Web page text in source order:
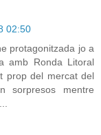
02:50
protagonitzada jo a
amb Ronda Litoral
prop del mercat del
sorpresos mentre